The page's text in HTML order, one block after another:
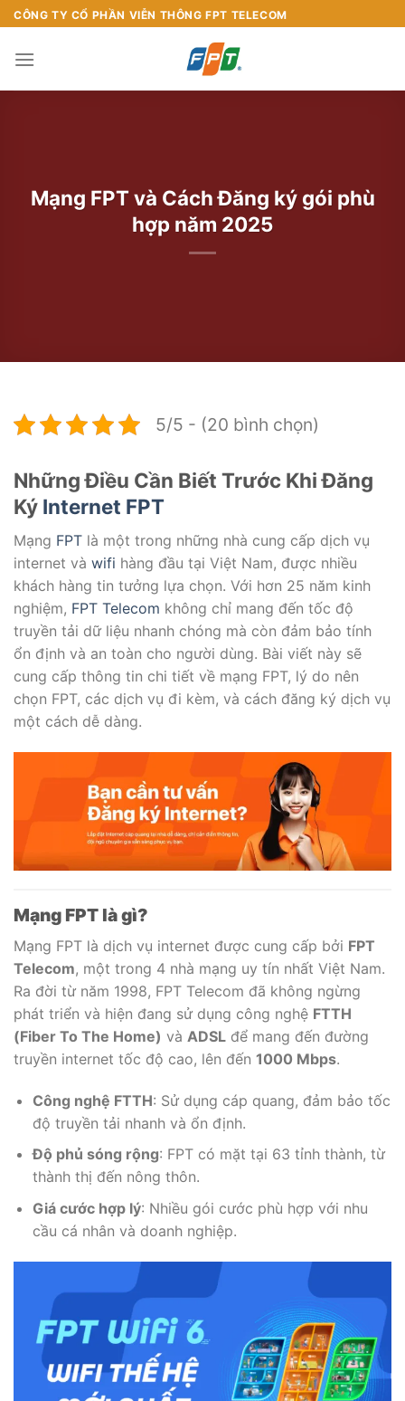
Chuyển
đến
nội
CÔNG TY CỔ PHẦN VIỄN THÔNG FPT TELECOM
Mạng FPT và Cách Đăng ký gói phù
hợp năm 2025
5/5 - (20 bình chọn)
Những Điều Cần Biết Trước Khi Đăng
Ký Internet FPT
Mạng FPT là một trong những nhà cung cấp dịch vụ
internet và wifi hàng đầu tại Việt Nam, được nhiều
khách hàng tin tưởng lựa chọn. Với hơn 25 năm kinh
nghiệm, FPT Telecom không chỉ mang đến tốc độ
truyền tải dữ liệu nhanh chóng mà còn đảm bảo tính
ổn định và an toàn cho người dùng. Bài viết này sẽ
cung cấp thông tin chi tiết về mạng FPT, lý do nên
chọn FPT, các dịch vụ đi kèm, và cách đăng ký dịch vụ
một cách dễ dàng.
Mạng FPT là gì?
Mạng FPT là dịch vụ internet được cung cấp bởi FPT
Telecom, một trong 4 nhà mạng uy tín nhất Việt Nam.
Ra đời từ năm 1998, FPT Telecom đã không ngừng
phát triển và hiện đang sử dụng công nghệ FTTH
(Fiber To The Home) và ADSL để mang đến đường
truyền internet tốc độ cao, lên đến 1000 Mbps.
Công nghệ FTTH: Sử dụng cáp quang, đảm bảo tốc
độ truyền tải nhanh và ổn định.
Độ phủ sóng rộng: FPT có mặt tại 63 tỉnh thành, từ
thành thị đến nông thôn.
Giá cước hợp lý: Nhiều gói cước phù hợp với nhu
cầu cá nhân và doanh nghiệp.